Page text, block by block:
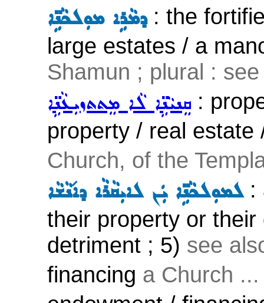
ܕܡܵܪܹܐ ܡܘܼܠܟܵܢܹ̈ܐ: the
large estates / a
Shamun ; plural :
ܩܸܢܝܵܢܹ̈ܐ ܠܵܐ ܡܸܬܬܙܝܼܥܵܢܹ̈ܐ :
property / real
Church, of the
ܠܡܘܼܠܟܵܢܹ̈ܐ ܝܲܢ ܠܐܝܼܩܵܪܵܐ ܕܐ݇ܢܵܫܵܐ:
their property or
detriment ; 5) see
financing a Church ...